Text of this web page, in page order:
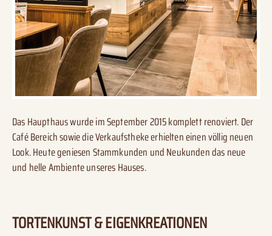
Das Haupthaus wurde im September 2015 komplett renoviert. Der
Café Bereich sowie die Verkaufstheke erhielten einen völlig neuen
Look. Heute geniesen Stammkunden und Neukunden das neue
und helle Ambiente unseres Hauses.
TORTENKUNST & EIGENKREATIONEN